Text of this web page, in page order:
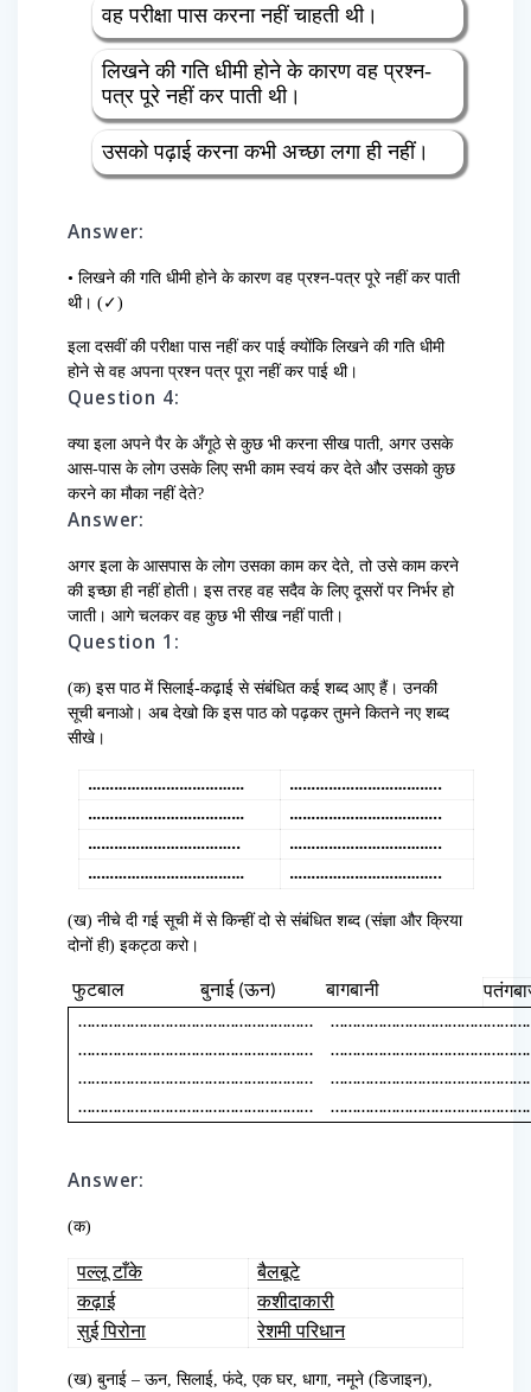
वह परीक्षा पास करना नहीं चाहती थी।
लिखने की गति धीमी होने के कारण वह प्रश्न-
पत्र पूरे नहीं कर पाती थी।
उसको पढ़ाई करना कभी अच्छा लगा ही नहीं।
Answer:
• लिखने की गति धीमी होने के कारण वह प्रश्न-पत्र पूरे नहीं कर पाती
थी। (✓)
इला दसवीं की परीक्षा पास नहीं कर पाई क्योंकि लिखने की गति धीमी
होने से वह अपना प्रश्न पत्र पूरा नहीं कर पाई थी।
Question 4:
क्या इला अपने पैर के अँगूठे से कुछ भी करना सीख पाती, अगर उसके
आस-पास के लोग उसके लिए सभी काम स्वयं कर देते और उसको कुछ
करने का मौका नहीं देते?
Answer:
अगर इला के आसपास के लोग उसका काम कर देते, तो उसे काम करने
की इच्छा ही नहीं होती। इस तरह वह सदैव के लिए दूसरों पर निर्भर हो
जाती। आगे चलकर वह कुछ भी सीख नहीं पाती।
Question 1:
(क) इस पाठ में सिलाई-कढ़ाई से संबंधित कई शब्द आए हैं। उनकी
सूची बनाओ। अब देखो कि इस पाठ को पढ़कर तुमने कितने नए शब्द
सीखे।
………………………………
……………………………..
………………………………
……………………………..
……………………………..
……………………………..
………………………………
……………………………..
(ख) नीचे दी गई सूची में से किन्हीं दो से संबंधित शब्द (संज्ञा और क्रिया
दोनों ही) इकट्ठा करो।
फुटबाल बुनाई (ऊन) बागबानी
………………………………………………
………………………………………………
………………………………………………
………………………………………………
Answer:
(क)
पल्लू टाँके
बैलबूटे
कढ़ाई
कशीदाकारी
सुई पिरोना
रेशमी परिधान
(ख) बुनाई – ऊन, सिलाई, फंदे, एक घर, धागा, नमूने (डिजाइन),